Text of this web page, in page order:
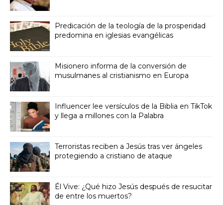
Predicación de la teología de la prosperidad
predomina en iglesias evangélicas
Misionero informa de la conversión de
musulmanes al cristianismo en Europa
Influencer lee versículos de la Biblia en TikTok
y llega a millones con la Palabra
Terroristas reciben a Jesús tras ver ángeles
protegiendo a cristiano de ataque
Él Vive: ¿Qué hizo Jesús después de resucitar
de entre los muertos?